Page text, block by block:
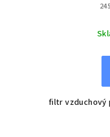
filtr vzduchový